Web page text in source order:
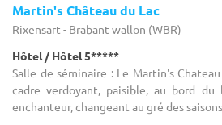
Martin's Château du Lac
Rixensart - Brabant wallon (WBR)
Hôtel / Hôtel 5*****
Salle de séminaire : Le Martin's
cadre verdoyant, paisible, au bord du
enchanteur, changeant au gré des